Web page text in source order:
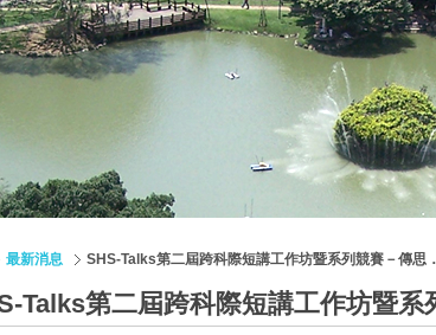
最新消息 SHS-Talks第二屆跨科際短講工作坊暨系列競賽－傳思
Talks第二屆跨科際短講工作坊暨系